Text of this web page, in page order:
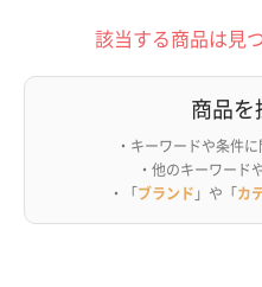
該当する商品は見
商品を
・キーワードや条件
・他のキーワード
・「ブランド 」や「カ